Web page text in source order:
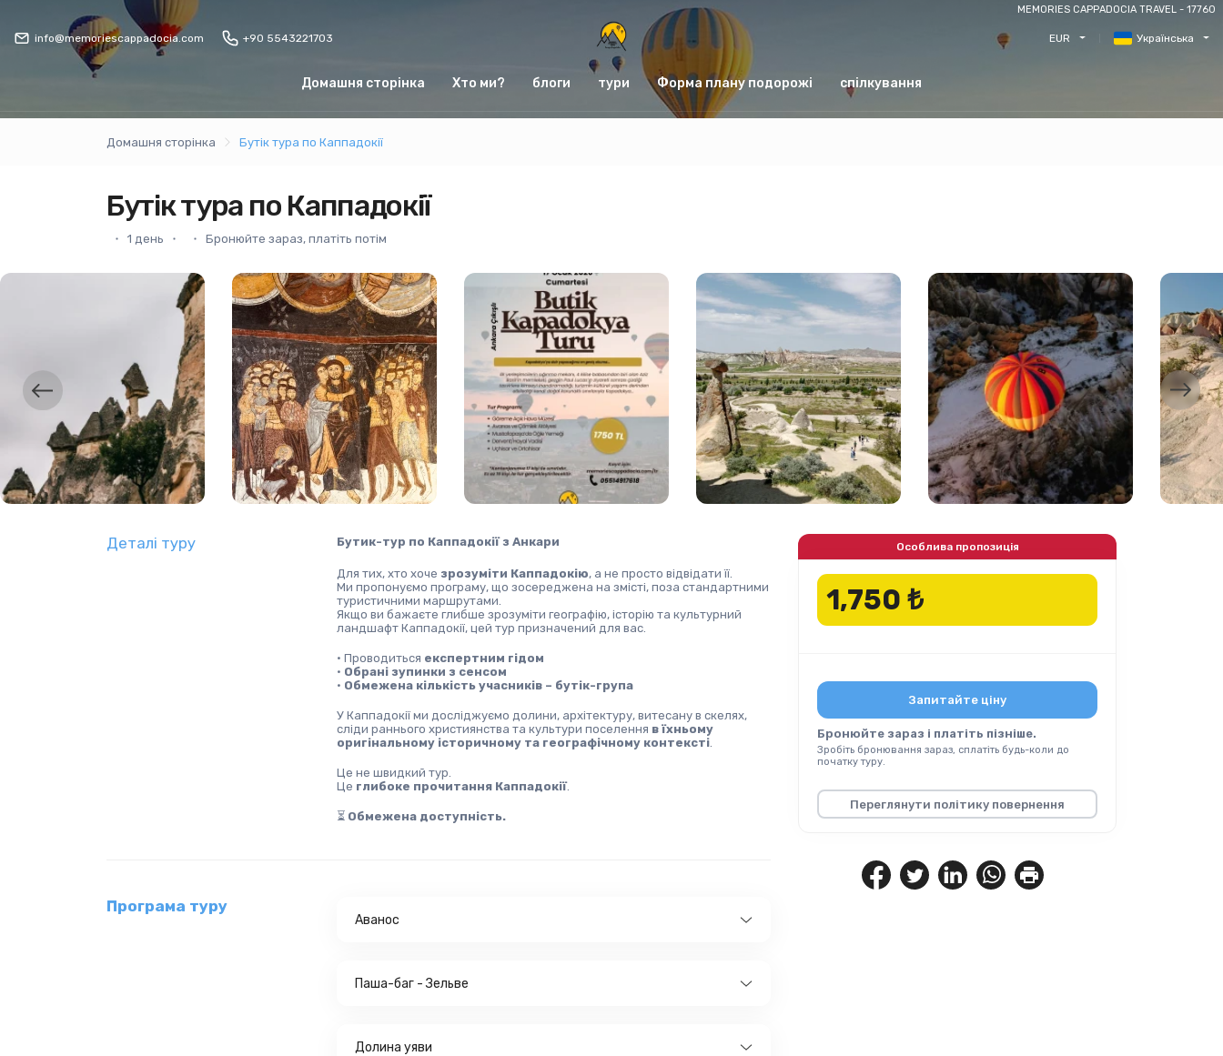
MEMORIES CAPPADOCIA TRAVEL - 17760
info@memoriescappadocia.com +90 5543221703 EUR Українська
Домашня сторінка Хто ми? блоги тури Форма плану подорожі спілкування
Домашня сторінка Бутік тура по Каппадокії
Бутік тура по Каппадокії
1 день Бронюйте зараз, платіть потім
Деталі туру Бутик-тур по Каппадокії з Анкари
Для тих, хто хоче зрозуміти Каппадокію, а не просто відвідати її.
Ми пропонуємо програму, що зосереджена на змісті, поза стандартними
туристичними маршрутами.
Якщо ви бажаєте глибше зрозуміти географію, історію та культурний
ландшафт Каппадокії, цей тур призначений для вас.
• Проводиться експертним гідом
• Обрані зупинки з сенсом
• Обмежена кількість учасників – бутік-група
У Каппадокії ми досліджуємо долини, архітектуру, витесану в скелях,
сліди раннього християнства та культури поселення в їхньому
оригінальному історичному та географічному контексті.
Це не швидкий тур.
Це глибоке прочитання Каппадокії.
⏳ Обмежена доступність.
Програма туру
Аванос
Паша-баг - Зельве
Долина уяви
Особлива пропозиція
1,750 ₺
Запитайте ціну
Бронюйте зараз і платіть пізніше.
Зробіть бронювання зараз, сплатіть будь-коли до
початку туру.
Переглянути політику повернення